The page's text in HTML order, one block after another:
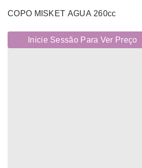
COPO MISKET AGUA 260cc
Inicie Sessão Para Ver Preço